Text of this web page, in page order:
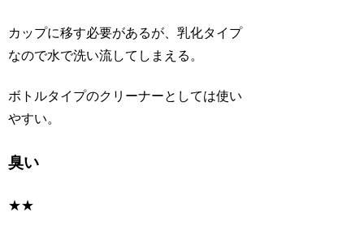
カップに移す必要があるが、乳化タイプ
なので水で洗い流してしまえる。
ボトルタイプのクリーナーとしては使い
やすい。
臭い
★★